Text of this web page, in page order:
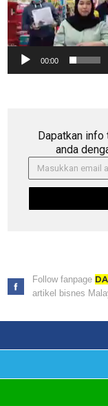
00:00
Dapatkan
anda
Follow fanpage
artikel bisnes